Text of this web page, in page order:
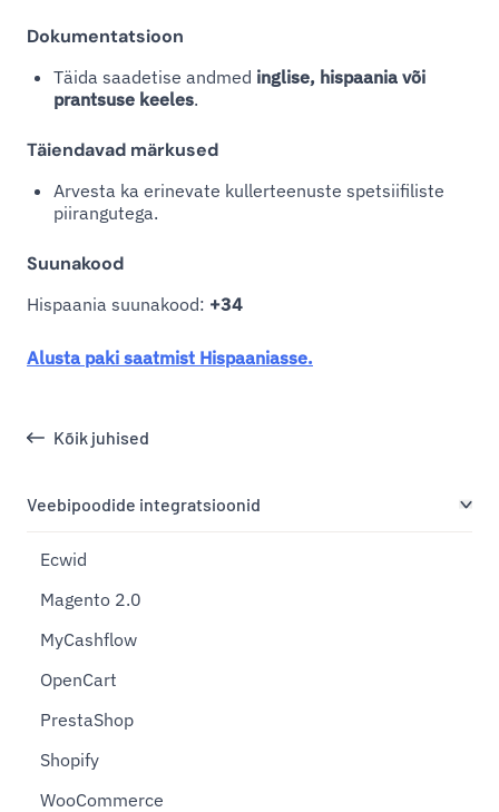
Kõik juhised
Veebipoodide integratsioonid
Ecwid
Magento 2.0
MyCashflow
OpenCart
PrestaShop
Shopify
WooCommerce
Dokumentatsioon
Täida saadetise andmed inglise, hispaania või
prantsuse keeles.
Täiendavad märkused
Arvesta ka erinevate kullerteenuste spetsiifiliste
piirangutega.
Suunakood
Hispaania suunakood: +34
Alusta paki saatmist Hispaaniasse.